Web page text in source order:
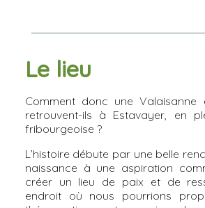
Le lieu
Comment donc une
retrouvent-ils à Estavayer, en
fribourgeoise ?
L’histoire débute par une belle
naissance à une aspiration
créer un lieu de paix et de
endroit où nous pourrions